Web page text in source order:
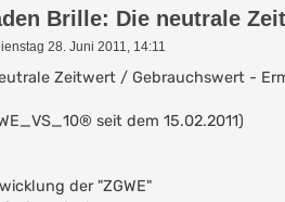
Brille: Die neutrale
28. Juni 2011, 14:11
Zeitwert / Gebrauchswert -
seit dem 15.02.2011)
der "ZGWE"